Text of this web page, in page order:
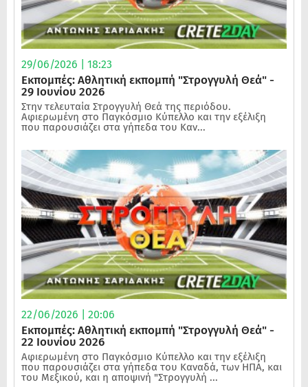
29/06/2026 | 18:23
Εκπομπές: Αθλητική εκπομπή "Στρογγυλή Θεά" -
29 Ιουνίου 2026
Στην τελευταία Στρογγυλή Θεά της περιόδου.
Αφιερωμένη στο Παγκόσμιο Κύπελλο και την εξέλιξη
που παρουσιάζει στα γήπεδα του Καν...
22/06/2026 | 20:06
Εκπομπές: Αθλητική εκπομπή "Στρογγυλή Θεά" -
22 Ιουνίου 2026
Αφιερωμένη στο Παγκόσμιο Κύπελλο και την εξέλιξη
που παρουσιάζει στα γήπεδα του Καναδά, των ΗΠΑ, και
του Μεξικού, και η αποψινή "Στρογγυλή ...